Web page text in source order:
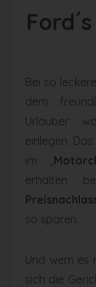
Bei so
dem
Urlauber
einlegen.
im „
erhalten
so sparen.
Und wem es
sich die